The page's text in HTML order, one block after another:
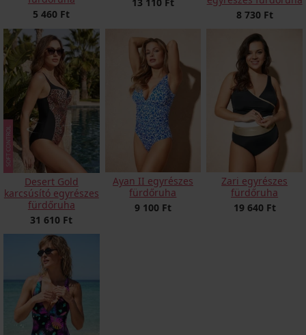
5 460 Ft
8 730 Ft
Desert Gold
karcsúsító egyrészes
fürdőruha
31 610 Ft
Ayan II egyrészes
fürdőruha
9 100 Ft
Zari egyrészes
fürdőruha
19 640 Ft